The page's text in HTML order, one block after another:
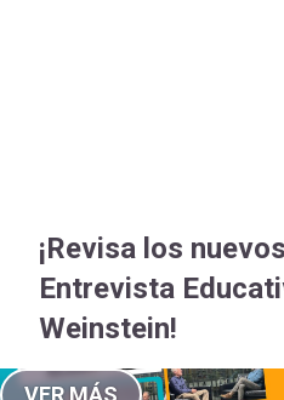
mi
cuenta
¡Revisa los
Entrevista
Weinstein!
VER MÁS